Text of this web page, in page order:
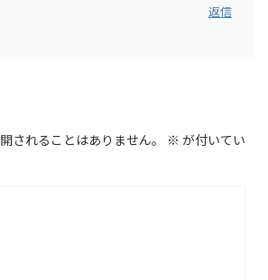
返信
されることはありません。 ※ が付いてい